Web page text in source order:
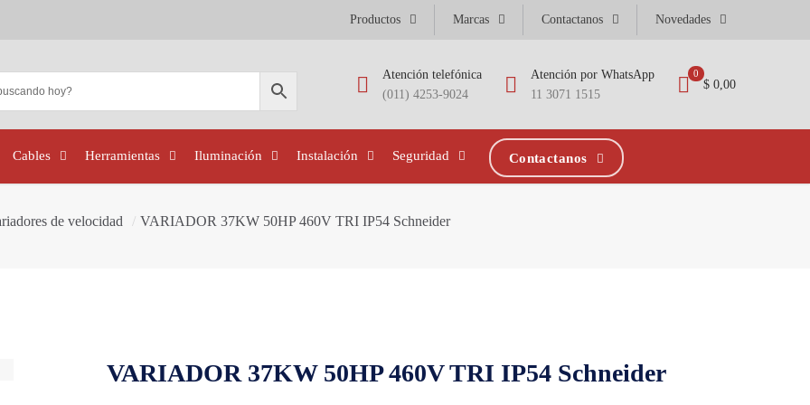
Productos Marcas Contactanos Novedades
Atención telefónica
(011) 4253-9024
Atención por WhatsApp
11 3071 1515
0
$ 0,00
Cables Herramientas Iluminación Instalación Seguridad Contactanos
de velocidad / VARIADOR 37KW 50HP 460V TRI IP54 Schneider
VARIADOR 37KW 50HP 460V TRI IP54 Schneider